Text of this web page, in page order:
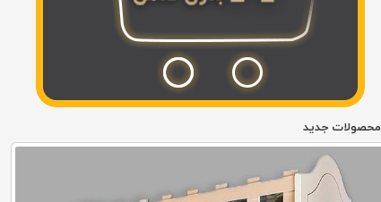
محصولات جدید